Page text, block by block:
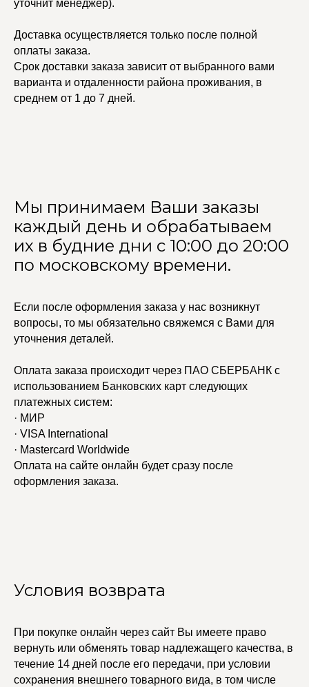
уточнит менеджер).
Доставка осуществляется только после полной
оплаты заказа.
Срок доставки заказа зависит от выбранного вами
варианта и отдаленности района проживания, в
среднем от 1 до 7 дней.
Мы принимаем Ваши заказы
каждый день и обрабатываем
их в будние дни с 10:00 до 20:00
по московскому времени.
Если после оформления заказа у нас возникнут
вопросы, то мы обязательно свяжемся с Вами для
уточнения деталей.
Оплата заказа происходит через ПАО СБЕРБАНК с
использованием Банковских карт следующих
платежных систем:
· МИР
· VISA International
· Mastercard Worldwide
Оплата на сайте онлайн будет сразу после
оформления заказа.
Условия возврата
При покупке онлайн через сайт Вы имеете право
вернуть или обменять товар надлежащего качества, в
течение 14 дней после его передачи, при условии
сохранения внешнего товарного вида, в том числе
В ПОДАРОК
СИСТЕМЕ ЛОЯЛЬНОСТИ
Возврат и гарантия
КАТАЛОГ
Упаковка
Сертификаты
Трансформеры
Регистрация